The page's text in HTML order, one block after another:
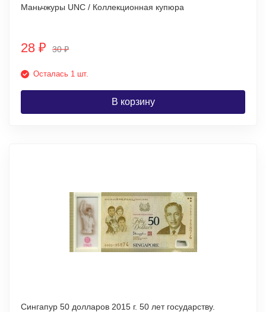
Маньчжуры UNC / Коллекционная купюра
28 ₽ 30₽
Осталась 1 шт.
В корзину
Сингапур 50 долларов 2015 г. 50 лет государству.